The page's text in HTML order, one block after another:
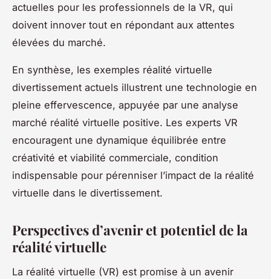
actuelles pour les professionnels de la VR, qui
doivent innover tout en répondant aux attentes
élevées du marché.
En synthèse, les exemples réalité virtuelle
divertissement actuels illustrent une technologie en
pleine effervescence, appuyée par une analyse
marché réalité virtuelle positive. Les experts VR
encouragent une dynamique équilibrée entre
créativité et viabilité commerciale, condition
indispensable pour pérenniser l’impact de la réalité
virtuelle dans le divertissement.
Perspectives d’avenir et potentiel de la
réalité virtuelle
La réalité virtuelle (VR) est promise à un avenir